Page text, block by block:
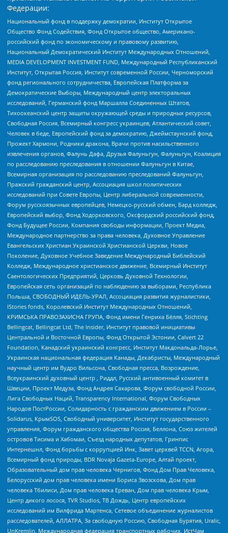
Федерации:
Национальный фонд в поддержку демократии, Институт Открытое
Общество Фонд Содействия, Фонд Открытое общество, Американо-
российский фонд по экономическому и правовому развитию,
Национальный Демократический Институт Международных Отношений,
MEDIA DEVELOPMENT INVESTMENT FUND, Международный Республиканский
Институт, Открытая Россия, Институт современной России, Черноморский
фонд регионального сотрудничества, Европейская Платформа за
Демократические Выборы, Международный центр электоральных
исследований, Германский фонд Маршалла Соединенных Штатов,
Тихоокеанский центр защиты окружающей среды и природных ресурсов,
Свободная Россия, Всемирный конгресс украинцев, Атлантический совет,
Человек в беде, Европейский фонд за демократию, Джеймстаунский фонд,
Прожект Хармони, Родники дракона, Врачи против насильственного
извлечения органов, Фалунь Дафа, Друзья Фалуньгун, Фалуньгун, Коалиция
по расследованию преследования в отношении Фалуньгун в Китае,
Всемирная организация по расследованию преследований Фалуньгун,
Пражский гражданский центр, Ассоциация школ политических
исследований при Совете Европы, Центр либеральной современности,
Форум русскоязычных европейцев, Немецко-русский обмен, Бард колледж,
Европейский выбор, Фонд Ходорковского, Оксфордский российский фонд,
Фонд Будущее России, Компания свободы информации, Проект Медиа,
Международное партнерство за права человека, Духовное Управление
Евангельских Христиан Украинской Христианской Церкви, Новое
Поколение, Духовное Учебное Заведение Международный Библейский
Колледж, Международное христианское движение, Всемирный Институт
Саентологических Предприятий, Церковь Духовной Технологии,
Европейская сеть организаций по наблюдению за выборами, Республика
Польша, СВОБОДНЫЙ ИДЕЛЬ-УРАЛ, Ассоциация развития журналистики,
IStories fonds, Королевский Институт Международных Отношений,
КРИМСЬКА ПРАВОЗАХИСНА ГРУПА, Фонд имени Генриха Бёлля, Stichting
Bellingcat, Bellingcat Ltd, The Insider, Институт правовой инициативы
Центральной и Восточной Европы, Фонд Открытой Эстонии, Calvert 22
Foundation, Канадский украинский конгресс, Институт Макдональда-Лорье,
Украинская национальная федерация Канады, Декабристы, Международный
научный центр им Вудро Вильсона, Свободная пресса, Возрождение,
Всеукраинский духовный центр , Риддл, Русский антивоенный комитет в
Швеции, Проект Медуза, Фонд Андрея Сахарова, Форум свободной России,
Лига Свободных Наций, Transparеncy International, Форум Свободных
Народов ПостРоссии, Солидарность с гражданским движением в России –
Solidarus, КрымSOS, Свободный университет, Институт государственного
управления, Форум гражданского общества Россия, Беллона, Союз жителей
островов Тисима и Хабомаи, Съезд народных депутатов, Гринпис
Интернешнл, Фонд борьбы с коррупцией Инк, Завет церквей TCCN, Агора,
Всемирный фонд природы, BDR Novaja Gazeta-Europe, Алтай проект,
Образовательный дом прав человека Чернигов, Фонд Дом Прав Человека,
Белорусский дом прав человека имени Бориса Звозскова, Дом прав
человека Тбилиси, Дом прав человека Ереван, Дом прав человека Крым,
Центр дикого лосося, TVR Studios, ТВ Дождь, Центр европейских
исследований им Вилфрида Мартенса, Сетевое объединение журналистов
расследователей, АЛЛАТРА, За свободную Россию, Свободная Бурятия, Uralic,
UnKremlin, Международная федерация транспортных рабочих, ИстЧам